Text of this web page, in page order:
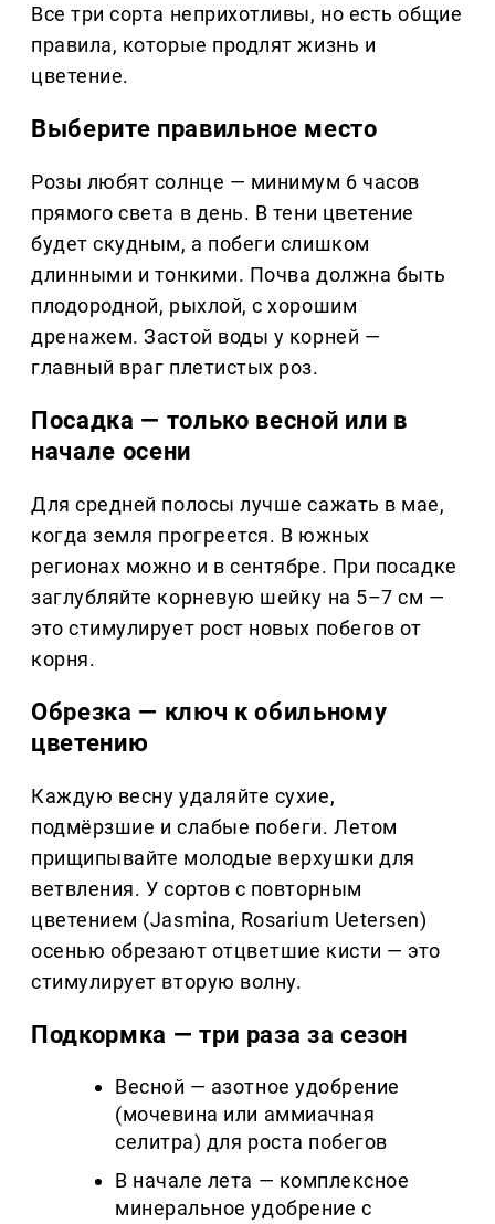
Все три сорта неприхотливы, но есть общие
правила, которые продлят жизнь и
цветение.
Выберите правильное место
Розы любят солнце — минимум 6 часов
прямого света в день. В тени цветение
будет скудным, а побеги слишком
длинными и тонкими. Почва должна быть
плодородной, рыхлой, с хорошим
дренажем. Застой воды у корней —
главный враг плетистых роз.
Посадка — только весной или в
начале осени
Для средней полосы лучше сажать в мае,
когда земля прогреется. В южных
регионах можно и в сентябре. При посадке
заглубляйте корневую шейку на 5–7 см —
это стимулирует рост новых побегов от
корня.
Обрезка — ключ к обильному
цветению
Каждую весну удаляйте сухие,
подмёрзшие и слабые побеги. Летом
прищипывайте молодые верхушки для
ветвления. У сортов с повторным
цветением (Jasmina, Rosarium Uetersen)
осенью обрезают отцветшие кисти — это
стимулирует вторую волну.
Подкормка — три раза за сезон
Весной — азотное удобрение
(мочевина или аммиачная
селитра) для роста побегов
В начале лета — комплексное
минеральное удобрение с